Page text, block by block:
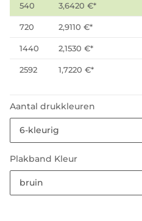
540 3,6420 €*
720 2,9110 €*
1440 2,1530 €*
2592 1,7220 €*
Aantal drukkleuren
6-kleurig
Plakband Kleur
bruin